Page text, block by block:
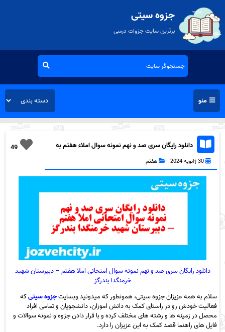
جزوه سیتی
برترین سایت جزوات درسی
منو
49
دانلود رایگان سری صد و نهم نمونه سوال املاء هفتم به
30 ژانویه 2024 هفتم
دانلود رایگان سری صد و نهم نمونه سوال امتحانی املا هفتم – دبیرستان شهید
خرمنگدا بندرگز
سلام به همه عزیزان جزوه سیتی، همونطور که میدونید وبسایتجزوه سیتیکه
فعالیت خودش رو در راستای کمک به دانش اموزان، دانشجویان و تمامی افراد
محصل در زمینه ها و رشته های مختلف کرده و با قرار دادن جزوه و نمونه سوالات و
فایل های راهنما قصد کمک به این عزیزان را دارد.